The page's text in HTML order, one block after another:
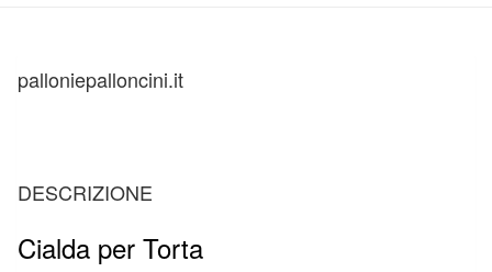
palloniepalloncini.it
DESCRIZIONE
Cialda per Torta